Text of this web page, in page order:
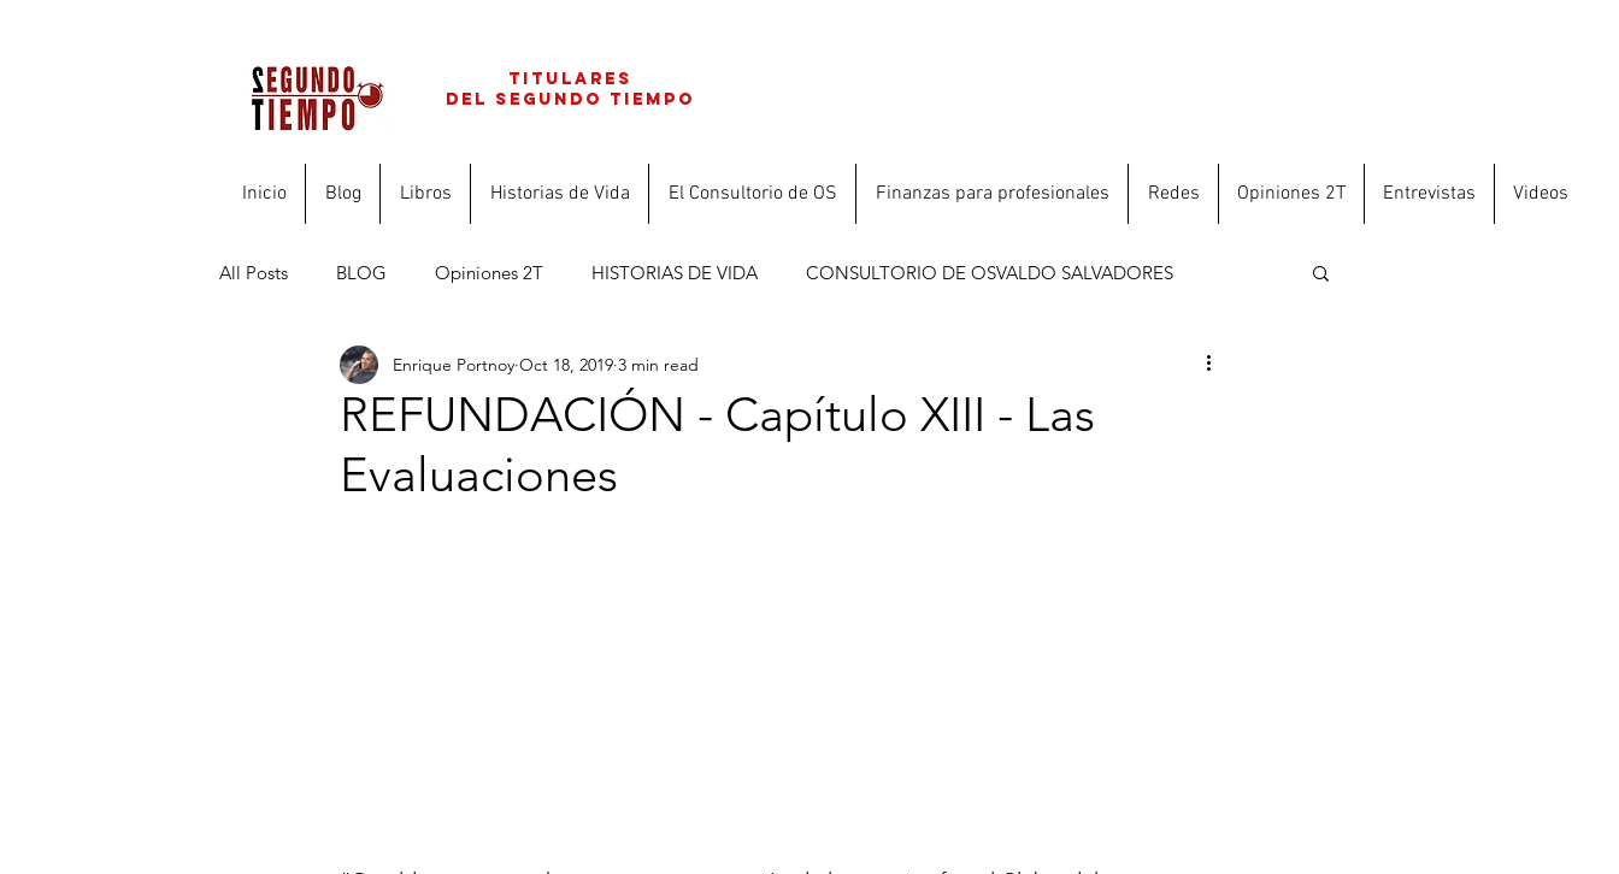
titulares
del segundo tiempo
Inicio Blog Libros Historias de Vida El Consultorio de OS Finanzas para profesionales Redes Opiniones 2T Entrevistas Videos
All Posts BLOG Opiniones 2T HISTORIAS DE VIDA CONSULTORIO DE OSVALDO SALVADORES
FINANZAS PARA PROFESIONALES
REFUNDACIÓN - Capítulo XIII - Las
Evaluaciones
Enrique Portnoy Oct 18, 2019 3 min read